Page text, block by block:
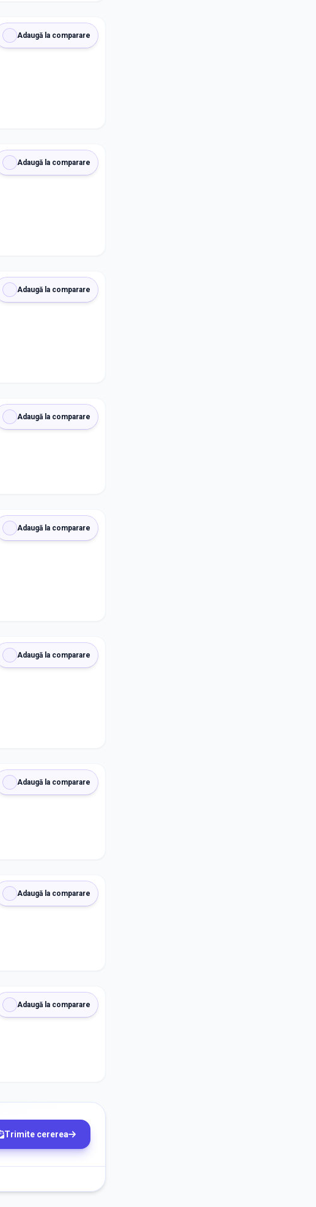
Adaugă la comparare
Adaugă la comparare
Adaugă la comparare
Adaugă la comparare
Adaugă la comparare
Adaugă la comparare
Adaugă la comparare
Adaugă la comparare
Adaugă la comparare
Trimite cererea